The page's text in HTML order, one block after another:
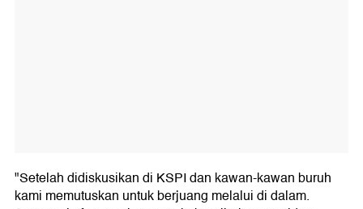
"Setelah didiskusikan di KSPI dan kawan-kawan buruh
kami memutuskan untuk berjuang melalui di dalam.